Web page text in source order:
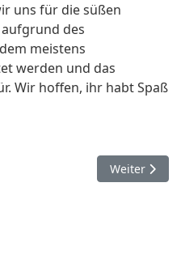
uns für die süßen
des
meistens
werden und das
Wir hoffen, ihr habt Spaß
Nächster
Weiter